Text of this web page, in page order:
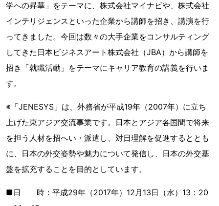
学への昇華」をテーマに、株式会社マイナビや、株式会社
インテリジェンスといった企業から講師を招き、講演を行
ってきました。今回は数々の大手企業をコンサルティング
してきた日本ビジネスアート株式会社（JBA）から講師を
招き「就職活動」をテーマにキャリア教育の講義を行いま
す。
※「JENESYS」は、外務省が平成19年（2007年）に立ち
上げた東アジア交流事業です。日本とアジア各国間で将来
を担う人材を招へい・派遣し、対日理解を促進するととも
に、日本の外交姿勢や魅力について発信し、日本の外交基
盤を拡充することを目的としています。
■日 時：平成29年（2017年）12月13日（水）13：20